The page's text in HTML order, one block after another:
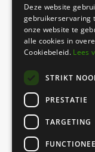
Deze website
gebruikerservaring
onze website te
alle cookies in
Cookiebeleid. Lees
STRIKT
PRESTATIE
TARGETING